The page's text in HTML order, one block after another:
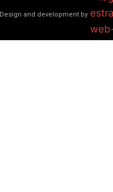
Design and development by